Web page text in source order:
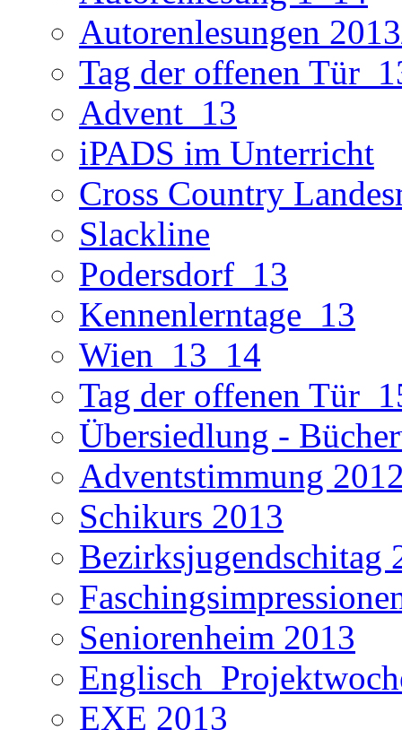
Autorenlesungen
Tag der offenen
Advent_13
iPADS im Unterricht
Cross Country
Slackline
Podersdorf_13
Kennenlerntage_13
Wien_13_14
Tag der offenen
Übersiedlung -
Adventstimmung
Schikurs 2013
Bezirksjugendschitag
Seniorenheim 2013
EXE 2013